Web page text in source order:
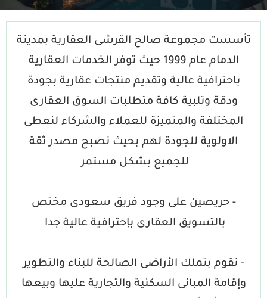
تأسست مجموعة صالح القرشى العقارية بمدينة
الدمام عام 1999 حيث توفر الخدمات العقارية
باحترافية عالية وتقديم منتجات عقارية بجودة
ودقة وتلبية كافة متطلبات السوق العقارى
المختلفة والمتميزة للعملاء والشركاء لنعطى
الاولوية للجودة لهم بحيث نصبح مصدر ثقة
للجميع بشكل مستمر
- حريصين على وجود فريق سعودى مختص
بالتسويق العقارى بإحترافية عالية جدا
- نقوم بتملك الأراضى الصالحة للبناء والتطوير
وإقامة المبانى السكنية والتجارية عليها وبيعها